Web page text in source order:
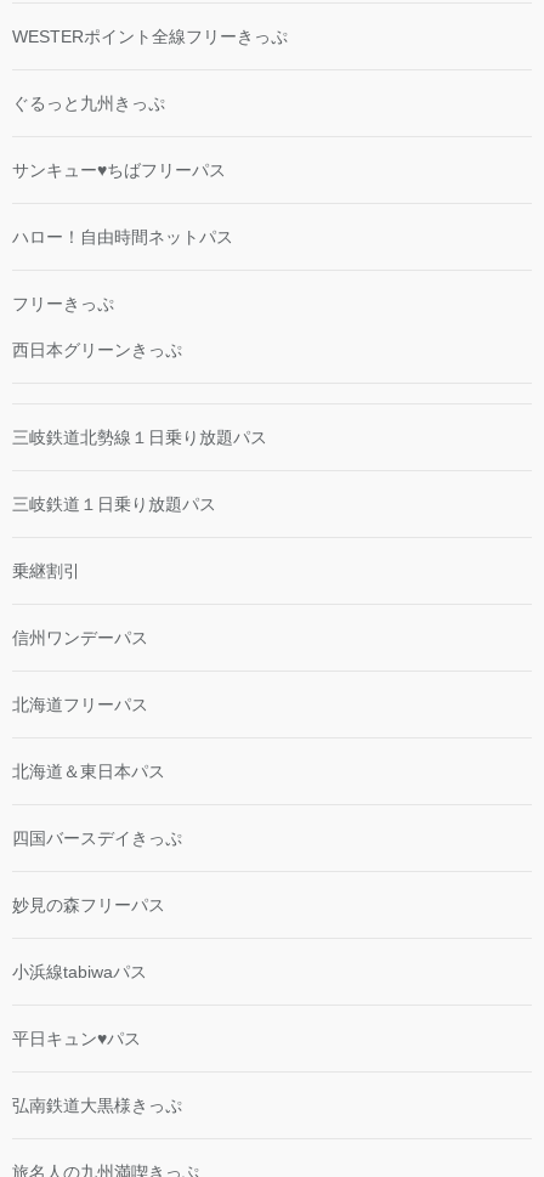
WESTERポイント全線フリーきっぷ
ぐるっと九州きっぷ
サンキュー♥ちばフリーパス
ハロー！自由時間ネットパス
フリーきっぷ
西日本グリーンきっぷ
三岐鉄道北勢線１日乗り放題パス
三岐鉄道１日乗り放題パス
乗継割引
信州ワンデーパス
北海道フリーパス
北海道＆東日本パス
四国バースデイきっぷ
妙見の森フリーパス
小浜線tabiwaパス
平日キュン♥パス
弘南鉄道大黒様きっぷ
旅名人の九州満喫きっぷ